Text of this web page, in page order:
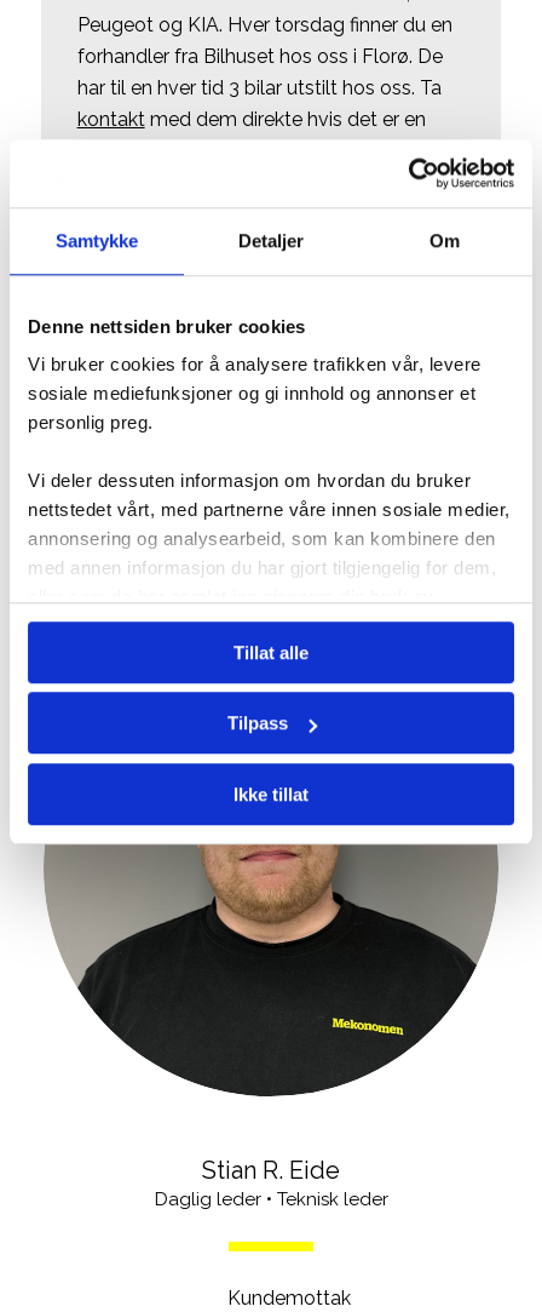
Samtykke Detaljer Om
Denne nettsiden bruker cookies
Vi bruker cookies for å analysere trafikken vår, levere
sosiale mediefunksjoner og gi innhold og annonser et
personlig preg.
Vi deler dessuten informasjon om hvordan du bruker
nettstedet vårt, med partnerne våre innen sosiale medier,
annonsering og analysearbeid, som kan kombinere den
med annen informasjon du har gjort tilgjengelig for dem,
tjenestene deres.
Tillat alle
Tilpass
Ikke tillat
Peugeot og KIA. Hver torsdag finner du en
forhandler fra Bilhuset hos oss i Florø. De
har til en hver tid 3 bilar utstilt hos oss. Ta
kontaktmed dem direkte hvis det er en
Lurer du på noe? Ta
gjerne kontakt med
Stian R. Eide
Daglig leder • Teknisk leder
Kundemottak